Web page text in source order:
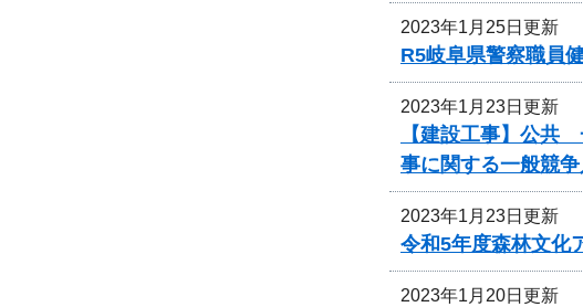
2023年1月25日更新
R5岐阜県警察職員
2023年1月23日更新
【建設工事】公共
事に関する一般競
2023年1月23日更新
令和5年度森林文化
2023年1月20日更新